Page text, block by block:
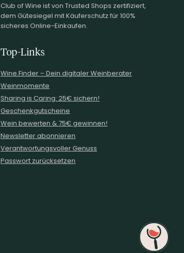
Club of Wine ist von Trusted Shops zertifiziert,
dem Gütesiegel mit Käuferschutz für 100%
sicheres Online-Einkaufen.
Top-Links
Wine.Finder – Dein digitaler Weinberater
Weinmomente
Sharing is Caring: 25€ sichern!
Geschenkgutscheine
Wein bewerten & 75€ gewinnen!
Newsletter abonnieren
Verantwortungsvoller Genuss
Passwort zurücksetzen